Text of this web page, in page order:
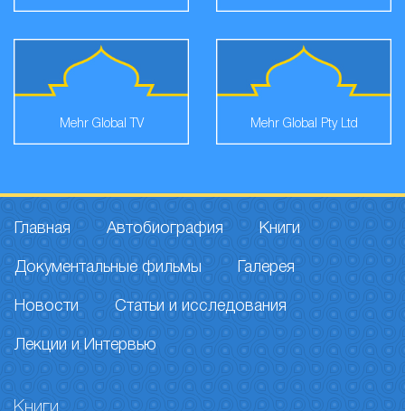
Mehr Global TV Mehr Global Pty Ltd
Главная Автобиография Книги
Документальные фильмы Галерея
Новости Статьи и исследования
Лекции и Интервью